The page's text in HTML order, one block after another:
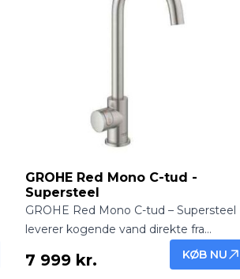
GROHE Red Mono C-tud -
Supersteel
GROHE Red Mono C-tud – Supersteel
leverer kogende vand direkte fra
køkkenhanen med en moderne og
holdbar Supersteel-finish. Perfekt til te,
7 999 kr. KØB NU